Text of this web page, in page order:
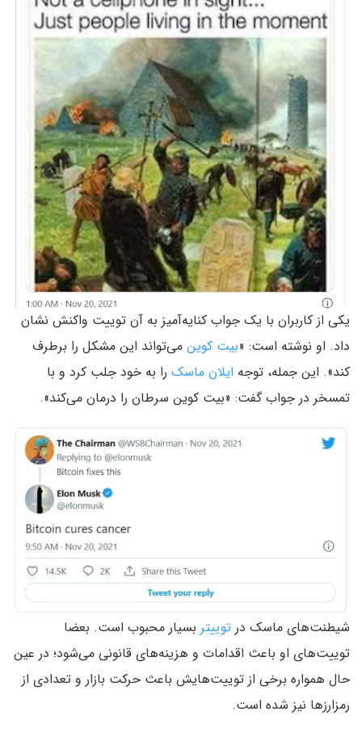
یکی از کاربران با یک جواب کنایه‌آمیز به آن توییت واکنش نشان
داد. او نوشته است: «بیت کوین می‌تواند این مشکل را برطرف
کند». این جمله، توجه ایلان ماسک را به خود جلب کرد و با
تمسخر در جواب گفت: «بیت کوین سرطان را درمان می‌کند».
شیطنت‌های ماسک در توییتر بسیار محبوب است. بعضا
توییت‌های او باعث اقدامات و هزینه‌های قانونی می‌شود؛ در عین
حال همواره برخی از توییت‌هایش باعث حرکت بازار و تعدادی از
رمزارزها نیز شده است.